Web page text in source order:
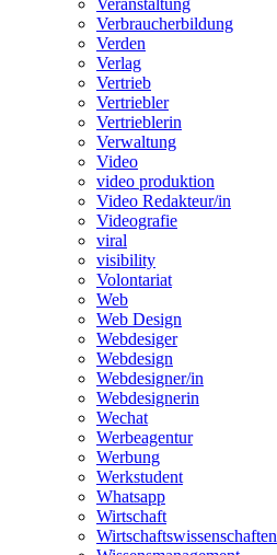
Verbraucherbildung
Verden
Verlag
Vertrieb
Vertriebler
Vertrieblerin
Verwaltung
Video
video produktion
Video Redakteur/in
Videografie
viral
visibility
Volontariat
Web
Web Design
Webdesiger
Webdesign
Webdesigner/in
Webdesignerin
Wechat
Werbeagentur
Werbung
Werkstudent
Whatsapp
Wirtschaft
Wirtschaftswissenschaften